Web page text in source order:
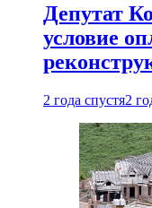
Депутат
условие
2 года спустя2